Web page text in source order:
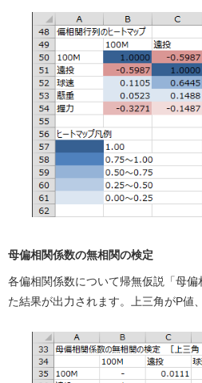
母偏相関係数の無相関の検定
各偏相関係数について帰無仮説「母
た結果が出力されます。上三角がP値